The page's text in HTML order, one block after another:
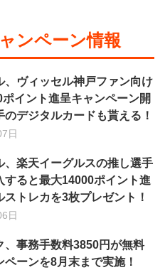
ンペーン情報
、ヴィッセル神戸ファン向け
イント進呈キャンペーン開
のデジタルカードも貰える！
日
、楽天イーグルスの推し選手
すると最大14000ポイント進
ストレカを3枚プレゼント！
日
、事務手数料3850円が無料
ペーンを8月末まで実施！